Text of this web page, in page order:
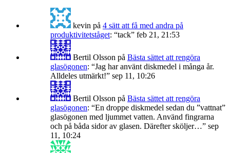
kevin på 4 sätt att få med andra på
produktivitetståget: “tack” feb 21, 21:53
Bertil Olsson på Bästa sättet att rengöra
glasögonen: “Jag har använt diskmedel i många år.
Alldeles utmärkt!” sep 11, 10:26
Bertil Olsson på Bästa sättet att rengöra
glasögonen: “En droppe diskmedel sedan du ”vattnat”
glasögonen med ljummet vatten. Använd fingrarna
och på båda sidor av glasen. Därefter sköljer…” sep
11, 10:24